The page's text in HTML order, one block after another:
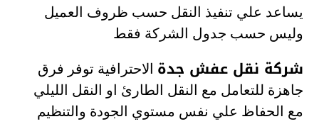
يساعد علي تنفيذ النقل حسب ظروف العميل
وليس حسب جدول الشركة فقط
شركة نقل عفش جدة الاحترافية توفر فرق
جاهزة للتعامل مع النقل الطارئ او النقل الليلي
مع الحفاظ علي نفس مستوي الجودة والتنظيم